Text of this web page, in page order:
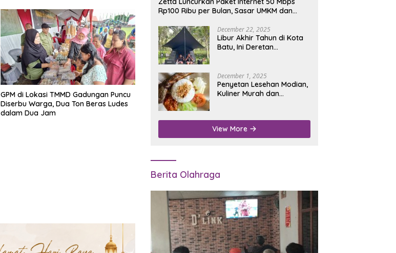
GPM di Lokasi TMMD Gadungan Puncu
Diserbu Warga, Dua Ton Beras Ludes
dalam Dua Jam
Rp100 Ribu per Bulan, Sasar UMKM dan
December 22, 2025
Libur Akhir Tahun di Kota
Batu, Ini Deretan
December 1, 2025
Penyetan Lesehan Modian,
Kuliner Murah dan
Nganjuk
View More
Berita Olahraga